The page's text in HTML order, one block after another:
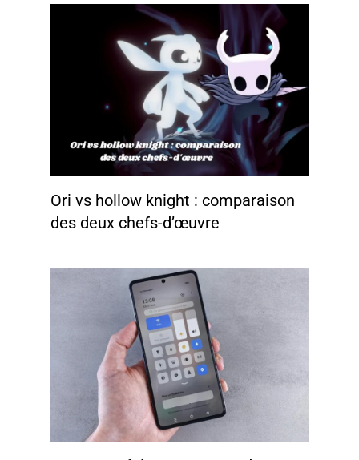
Ori vs hollow knight : comparaison
des deux chefs-d’œuvre